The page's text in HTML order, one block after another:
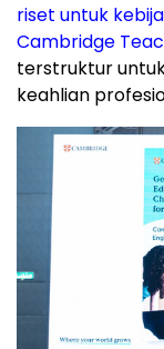
riset untuk
Cambridge
terstruktur
keahlian